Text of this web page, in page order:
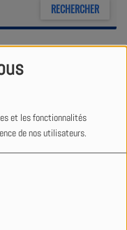
et les fonctionnalités
de nos utilisateurs.